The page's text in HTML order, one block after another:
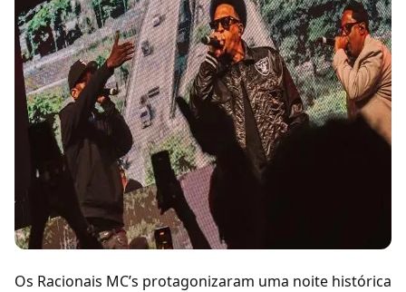
Os Racionais MC’s protagonizaram uma noite histórica